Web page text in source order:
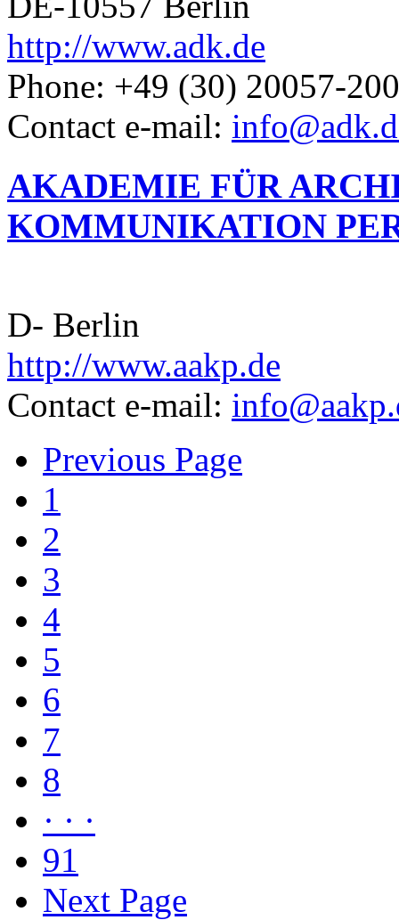
http://www.adk.de
Phone: +49 (30) 20057-
Contact e-mail:
AKADEMIE FÜR
KOMMUNIKATION
D- Berlin
http://www.aakp.de
Contact e-mail:
Previous Page
1
2
3
4
5
6
7
8
· · ·
91
Next Page